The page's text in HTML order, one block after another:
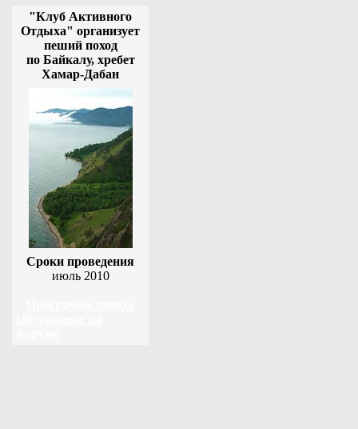
"Клуб Активного
Отдыха" организует
пеший поход
по Байкалу, хребет
Хамар-Дабан
Сроки проведения
июль 2010